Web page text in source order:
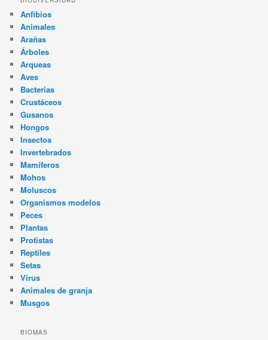
Anfibios
Animales
Arañas
Árboles
Arqueas
Aves
Bacterias
Crustáceos
Gusanos
Hongos
Insectos
Invertebrados
Mamíferos
Mohos
Moluscos
Organismos modelos
Peces
Plantas
Protistas
Reptiles
Setas
Virus
Animales de granja
Musgos
BIOMAS